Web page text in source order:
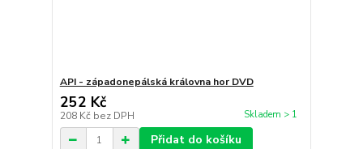
API - západonepálská královna hor DVD
252 Kč
208 Kč bez DPH Skladem > 1
Přidat do košíku